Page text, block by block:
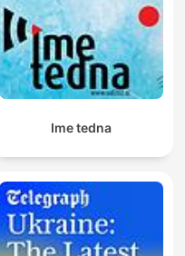
Ime tedna